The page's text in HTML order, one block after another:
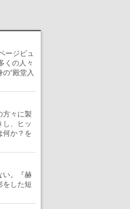
ージビュ
くの人々
“殿堂入
方々に製
、ヒッ
何か？を
い。『赫
をした短